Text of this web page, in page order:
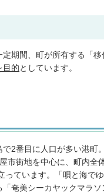
期間、町が所有する「移
目的としています。
2番目に人口が多い港町
市街地を中心に、町内全
っています。「唄と海で
奄美シーカヤックマラ